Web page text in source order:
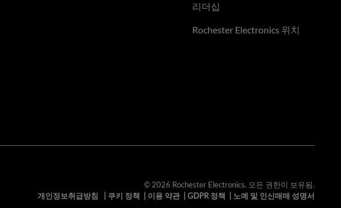
리더십
Rochester Electronics 위치
© 2026 Rochester Electronics. 모든 권한이 보유됨.
개인정보취급방침
쿠키 정책 이용 약관| GDPR 정책 노예 및 인신매매 성명서